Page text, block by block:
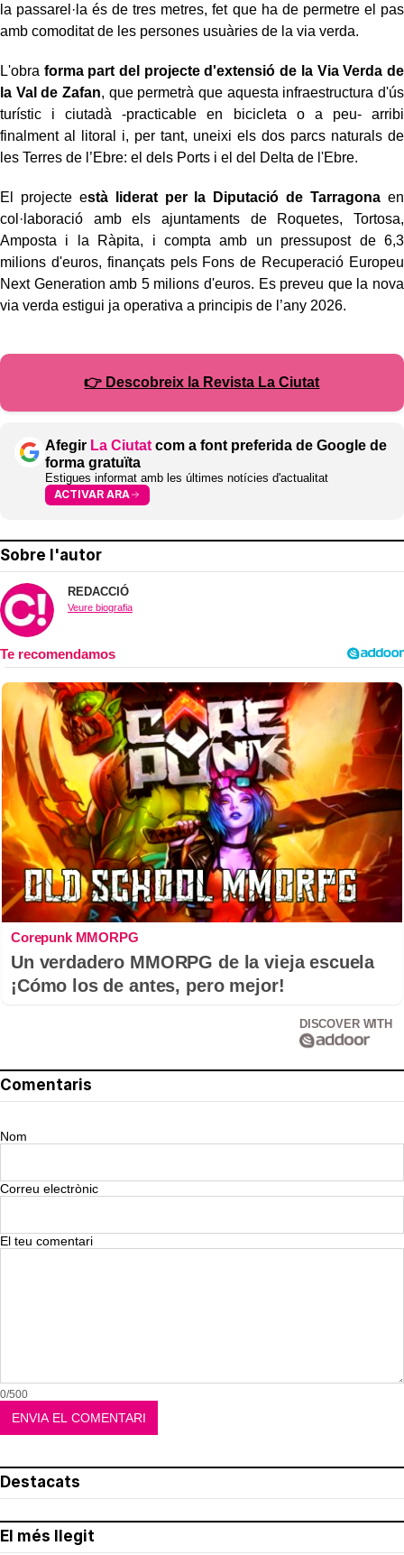
la passarel·la és de tres metres, fet que ha de permetre el pas
amb comoditat de les persones usuàries de la via verda.
L'obra forma part del projecte d'extensió de la Via Verda de
la Val de Zafan, que permetrà que aquesta infraestructura d'ús
turístic i ciutadà -practicable en bicicleta o a peu- arribi
finalment al litoral i, per tant, uneixi els dos parcs naturals de
les Terres de l’Ebre: el dels Ports i el del Delta de l'Ebre.
El projecte està liderat per la Diputació de Tarragona en
col·laboració amb els ajuntaments de Roquetes, Tortosa,
Amposta i la Ràpita, i compta amb un pressupost de 6,3
milions d'euros, finançats pels Fons de Recuperació Europeu
Next Generation amb 5 milions d'euros. Es preveu que la nova
via verda estigui ja operativa a principis de l’any 2026.
👉 Descobreix la Revista La Ciutat
Afegir La Ciutat com a font preferida de Google de
forma gratuïta
Estigues informat amb les últimes notícies d'actualitat
ACTIVAR ARA
Sobre l'autor
REDACCIÓ
Veure biografia
Corepunk MMORPG
Un verdadero MMORPG de la vieja escuela
¡Cómo los de antes, pero mejor!
DISCOVER WITH
Comentaris
Nom
Correu electrònic
El teu comentari
0/500
Destacats
El més llegit